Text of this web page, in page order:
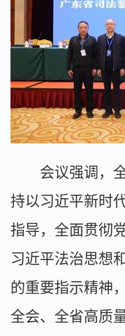
会议强调，全
持以习近平新时
指导，全面贯彻
习近平法治思想
的重要指示精神
全会、全省高质